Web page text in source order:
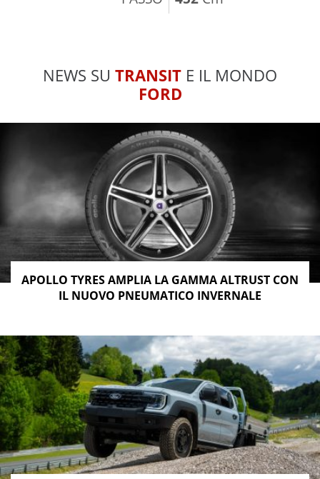
NEWS SU TRANSIT E IL MONDO
FORD
APOLLO TYRES AMPLIA LA GAMMA ALTRUST CON
IL NUOVO PNEUMATICO INVERNALE